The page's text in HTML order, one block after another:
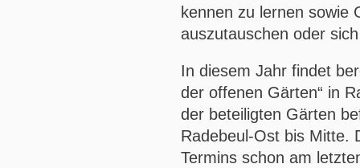
kennen zu lernen sowie
auszutauschen oder
In diesem Jahr findet
der offenen Gärten“ in
der beteiligten Gärten
Radebeul-Ost bis Mitte.
Termins schon am